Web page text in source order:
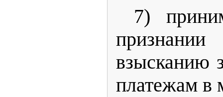
7)
взысканию
платежам в